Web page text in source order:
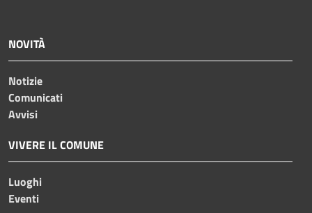
NOVITÀ
Notizie
Comunicati
Avvisi
VIVERE IL COMUNE
Luoghi
Eventi